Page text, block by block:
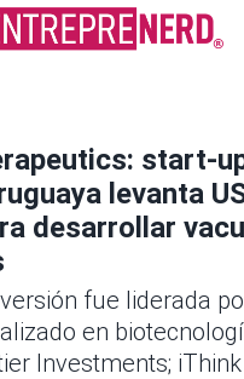
start-
levanta
desarrollar
fue liderada
en
Investments; iThink